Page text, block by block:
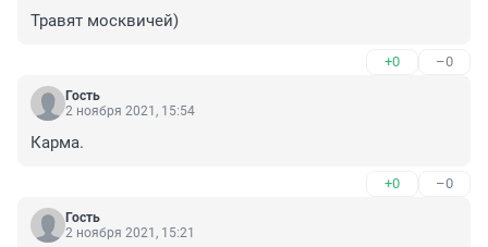
Травят москвичей)
+0 –0
Гость
2 ноября 2021, 15:54
Карма.
+0 –0
Гость
2 ноября 2021, 15:21